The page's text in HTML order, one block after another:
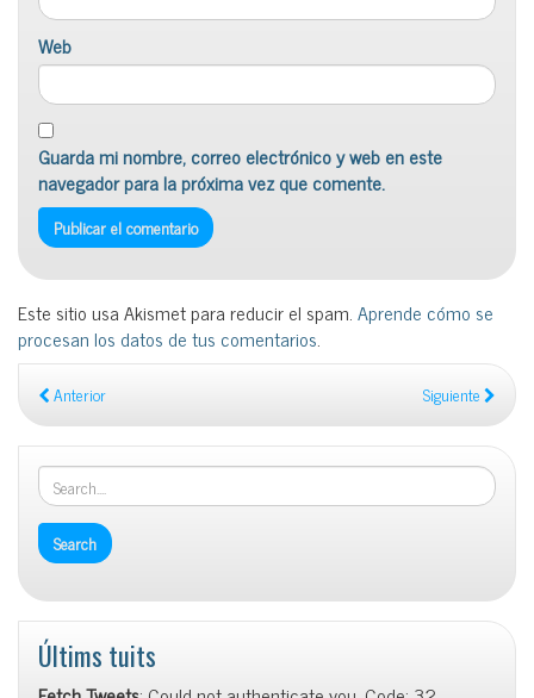
Web
Guarda mi nombre, correo electrónico y web en este
navegador para la próxima vez que comente.
Este sitio usa Akismet para reducir el spam.Aprende cómo se
procesan los datos de tus comentarios.
Anterior Siguiente
Últims tuits